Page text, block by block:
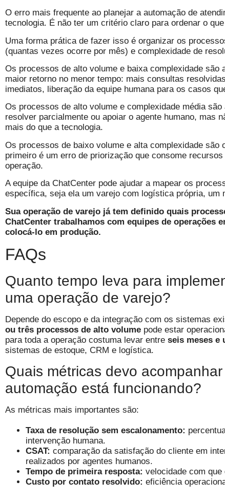
O erro mais frequente ao planejar a automação de
tecnologia. É não ter um critério claro para ordenar o
Uma forma prática de fazer isso é organizar os
(quantas vezes ocorre por mês) e complexidade de
Os processos de alto volume e baixa complexidade são
maior retorno no menor tempo: mais consultas
imediatos, liberação da equipe humana para os casos
Os processos de alto volume e complexidade média
resolver parcialmente ou apoiar o agente humano, mas
mais do que a tecnologia.
Os processos de baixo volume e alta complexidade são
primeiro é um erro de priorização que consome
operação.
A equipe da ChatCenter pode ajudar a mapear os
específica, seja ela um varejo com logística própria, um
Sua operação de varejo já tem definido quais
ChatCenter trabalhamos com equipes de operações
colocá-lo em produção.
FAQs
Quanto tempo leva para
uma operação de varejo?
Depende do escopo e da integração com os sistemas
ou três processos de alto volume pode estar
para toda a operação costuma levar entre seis meses e
sistemas de estoque, CRM e logística.
Quais métricas devo
automação está funcionando?
As métricas mais importantes são:
Taxa de resolução sem escalonamento:
intervenção humana.
CSAT: comparação da satisfação do cliente em
realizados por agentes humanos.
Tempo de primeira resposta: velocidade com
Custo por contato resolvido: eficiência